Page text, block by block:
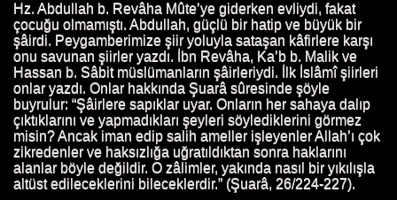
Hz. Abdullah b. Revâha Mûte’ye giderken evliydi, fakat
çocuğu olmamıştı. Abdullah, güçlü bir hatip ve büyük bir
şâirdi. Peygamberimize şiir yoluyla sataşan kâfirlere karşı
onu savunan şiirler yazdı. İbn Revâha, Ka’b b. Malik ve
Hassan b. Sâbit müslümanların şâirleriydi. İlk İslâmî şiirleri
onlar yazdı. Onlar hakkında Şuarâ sûresinde şöyle
buyrulur: “Şâirlere sapıklar uyar. Onların her sahaya dalıp
çıktıklarını ve yapmadıkları şeyleri söylediklerini görmez
misin? Ancak iman edip salih ameller işleyenler Allah’ı çok
zikredenler ve haksızlığa uğratıldıktan sonra haklarını
alanlar böyle değildir. O zâlimler, yakında nasıl bir yıkılışla
altüst edileceklerini bileceklerdir.” (Şuarâ, 26/224-227).